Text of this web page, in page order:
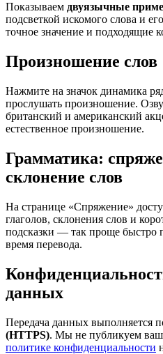
Показываем двуязычные
подсветкой искомого слова и
точное значение и подходящие
Произношение слов
Нажмите на значок динамика
прослушать произношение.
британский и американский
естественное произношение.
Грамматика:
склонение слов
На странице «Спряжение»
глаголов, склонения слов и
подсказки — так проще
время перевода.
данных
Передача данных выполняется
(HTTPS). Мы не публикуем
политике конфиденциальности